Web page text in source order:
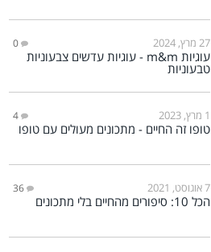
27 מרץ, 2024 0
עוגיות m&m - עוגיות עדשים צבעוניות
טבעוניות
1 מרץ, 2023 4
טופו זה החיים - מתכונים מעולים עם טופו
7 אוגוסט, 2021 36
הכל 10: סיפורים מהחיים בלי מתכונים